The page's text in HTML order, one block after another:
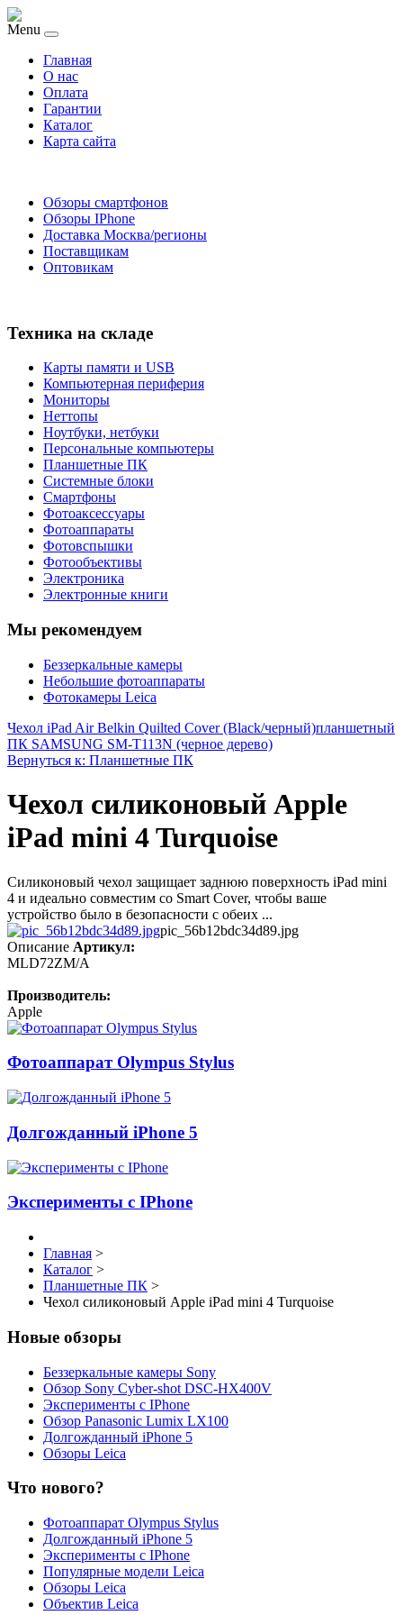
Menu
Главная
O нас
Оплата
Гарантии
Каталог
Карта сайта
Обзоры смартфонов
Обзоры IPhone
Доставка Москва/регионы
Поставщикам
Оптовикам
Техника на складе
Карты памяти и USB
Компьютерная периферия
Мониторы
Неттопы
Ноутбуки, нетбуки
Персональные компьютеры
Планшетные ПК
Системные блоки
Смартфоны
Фотоаксессуары
Фотоаппараты
Фотовспышки
Фотообъективы
Электроника
Электронные книги
Мы рекомендуем
Беззеркальные камеры
Небольшие фотоаппараты
Фотокамеры Leica
Чехол iPad Air Belkin Quilted Cover (Black/черный)планшетный
ПК SAMSUNG SM-T113N (черное дерево)
Вернуться к: Планшетные ПК
Чехол силиконовый Apple
iPad mini 4 Turquoise
Силиконовый чехол защищает заднюю поверхность iPad mini
4 и идеально совместим со Smart Cover, чтобы ваше
устройство было в безопасности с обеих ...
pic_56b12bdc34d89.jpg
Описание Артикул:
MLD72ZM/A
Производитель:
Apple
Фотоаппарат Olympus Stylus
Долгожданный iPhone 5
Эксперименты с IPhone
Главная >
Каталог >
Планшетные ПК >
Чехол силиконовый Apple iPad mini 4 Turquoise
Новые обзоры
Беззеркальные камеры Sony
Обзор Sony Cyber-shot DSC-HX400V
Эксперименты с IPhone
Обзор Panasonic Lumix LX100
Долгожданный iPhone 5
Обзоры Leica
Что нового?
Фотоаппарат Olympus Stylus
Долгожданный iPhone 5
Эксперименты с IPhone
Популярные модели Leica
Обзоры Leica
Объектив Leica